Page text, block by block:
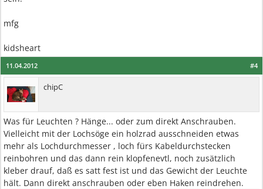
mfg
kidsheart
#4
11.04.2012
chipC
Was für Leuchten ? Hänge... oder zum direkt Anschrauben.
Vielleicht mit der Lochsöge ein holzrad ausschneiden etwas
mehr als Lochdurchmesser , loch fürs Kabeldurchstecken
reinbohren und das dann rein klopfenevtl, noch zusätzlich
kleber drauf, daß es satt fest ist und das Gewicht der Leuchte
hält. Dann direkt anschrauben oder eben Haken reindrehen.